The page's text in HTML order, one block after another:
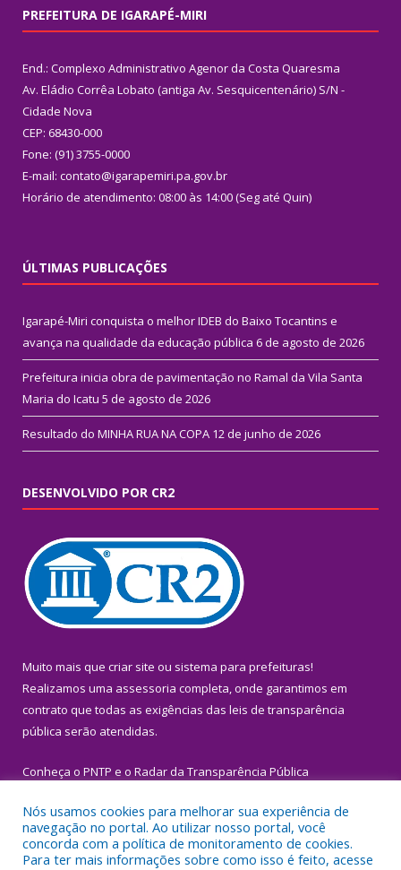
PREFEITURA DE IGARAPÉ-MIRI
End.: Complexo Administrativo Agenor da Costa Quaresma
Av. Eládio Corrêa Lobato (antiga Av. Sesquicentenário) S/N -
Cidade Nova
CEP: 68430-000
Fone: (91) 3755-0000
E-mail: contato@igarapemiri.pa.gov.br
Horário de atendimento: 08:00 às 14:00 (Seg até Quin)
ÚLTIMAS PUBLICAÇÕES
Igarapé-Miri conquista o melhor IDEB do Baixo Tocantins e
avança na qualidade da educação pública 6 de agosto de 2026
Prefeitura inicia obra de pavimentação no Ramal da Vila Santa
Maria do Icatu 5 de agosto de 2026
Resultado do MINHA RUA NA COPA 12 de junho de 2026
DESENVOLVIDO POR CR2
Muito mais que criar site ou sistema para prefeituras!
Realizamos uma assessoria completa, onde garantimos em
contrato que todas as exigências das leis de transparência
pública serão atendidas.
Conheça o PNTP e o Radar da Transparência Pública
Todos os direitos reservados a Prefeitura Municipal de Igarapé-
Nós usamos cookies para melhorar sua experiência de
navegação no portal. Ao utilizar nosso portal, você
concorda com a política de monitoramento de cookies.
Para ter mais informações sobre como isso é feito, acesse